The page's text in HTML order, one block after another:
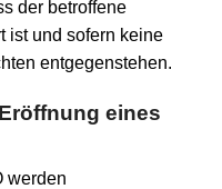
der betroffene
ist und sofern keine
entgegenstehen.
eines
werden